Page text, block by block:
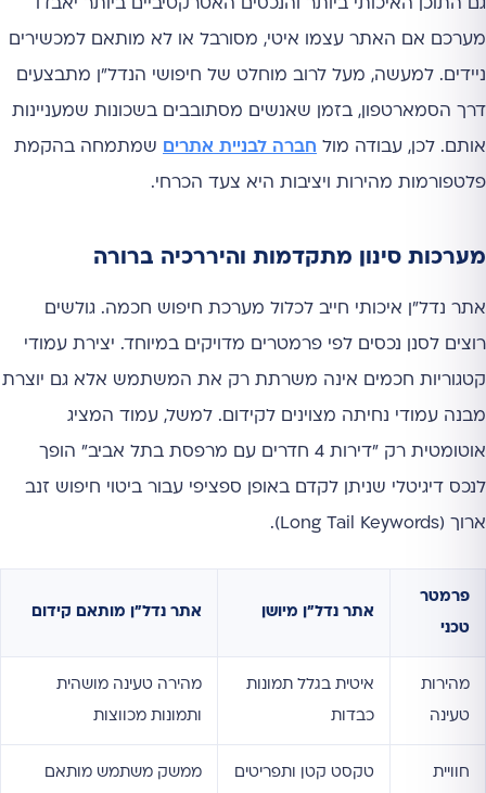
גם התוכן האיכותי ביותר והנכסים האטרקטיביים ביותר יאבדו
מערכם אם האתר עצמו איטי, מסורבל או לא מותאם למכשירים
ניידים. למעשה, מעל לרוב מוחלט של חיפושי הנדל"ן מתבצעים
דרך הסמארטפון, בזמן שאנשים מסתובבים בשכונות שמעניינות
אותם. לכן, עבודה מול חברה לבניית אתרים שמתמחה בהקמת
פלטפורמות מהירות ויציבות היא צעד הכרחי.
מערכות סינון מתקדמות והיררכיה ברורה
אתר נדל"ן איכותי חייב לכלול מערכת חיפוש חכמה. גולשים
רוצים לסנן נכסים לפי פרמטרים מדויקים במיוחד. יצירת עמודי
קטגוריות חכמים אינה משרתת רק את המשתמש אלא גם יוצרת
מבנה עמודי נחיתה מצוינים לקידום. למשל, עמוד המציג
אוטומטית רק "דירות 4 חדרים עם מרפסת בתל אביב" הופך
לנכס דיגיטלי שניתן לקדם באופן ספציפי עבור ביטוי חיפוש זנב
ארוך (Long Tail Keywords).
פרמטר
טכני
אתר נדל"ן מיושן אתר נדל"ן מותאם קידום
מהירות
טעינה
איטית בגלל תמונות
כבדות
מהירה טעינה מושהית
ותמונות מכווצות
חוויית טקסט קטן ותפריטים ממשק משתמש מותאם